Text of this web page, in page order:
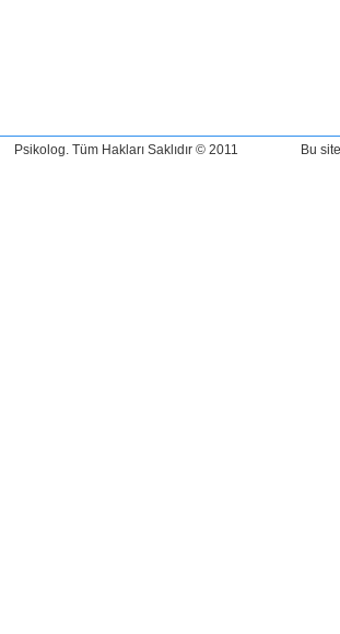
Psikolog. Tüm Hakları Saklıdır © 2011 Bu sitede